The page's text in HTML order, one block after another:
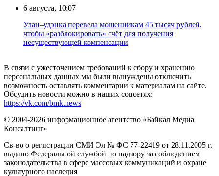
6 августа, 10:07
Улан–удэнка перевела мошенникам 45 тысяч рублей,
чтобы «разблокировать» счёт для получения
несуществующей компенсации
В связи с ужесточением требований к сбору и хранению
персональных данных мы были вынуждены отключить
возможность оставлять комментарии к материалам на сайте.
Обсудить новости можно в наших соцсетях:
https://vk.com/bmk.news
© 2004-2026 информационное агентство «Байкал Медиа
Консалтинг»
Св-во о регистрации СМИ Эл № ФС 77-22419 от 28.11.2005 г.
выдано Федеральной службой по надзору за соблюдением
законодательства в сфере массовых коммуникаций и охране
культурного наследия